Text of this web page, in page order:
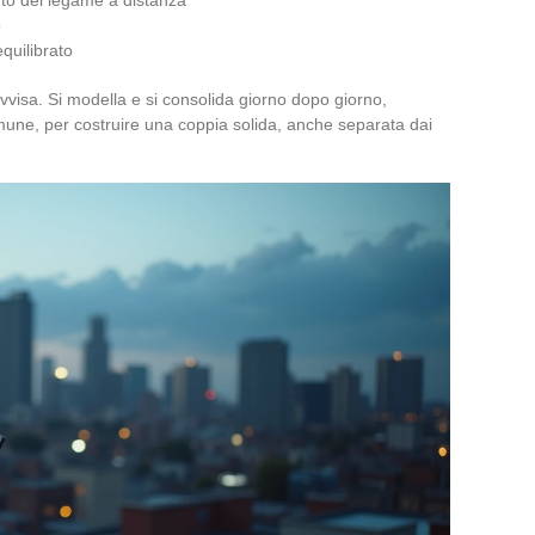
Si modella e si consolida giorno dopo giorno,
per costruire una coppia solida, anche separata dai